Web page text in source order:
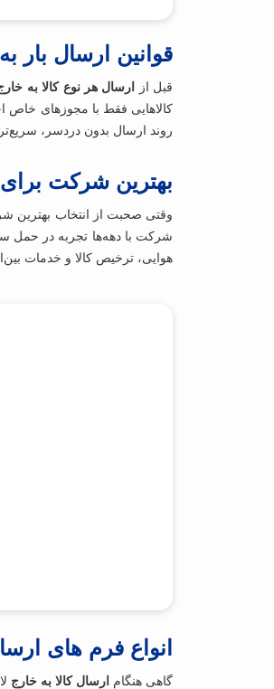
قوانین ارسال بار
قبل از ارسال هر نوع کالا به
کالاهایی فقط با مجوزهای خاص
روند ارسال بدون دردسر،
بهترین شرکت
وقتی صحبت از انتخاب بهترین
هوایی، ترخیص کالا و خدمات
انواع فرم های
گاهی هنگام ارسال کالا به خارج